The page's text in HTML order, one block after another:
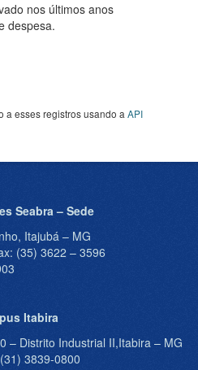
nos últimos anos
despesa.
a esses registros usando a API
Seabra – Sede
Itajubá – MG
(35) 3622 – 3596
Itabira
– Distrito Industrial II,Itabira – MG
3839-0800